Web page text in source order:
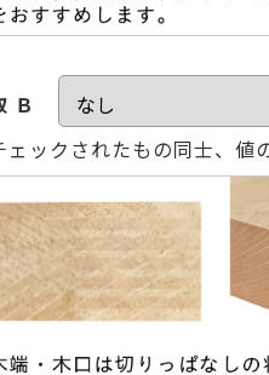
Ｂ
ックされたもの同士、値